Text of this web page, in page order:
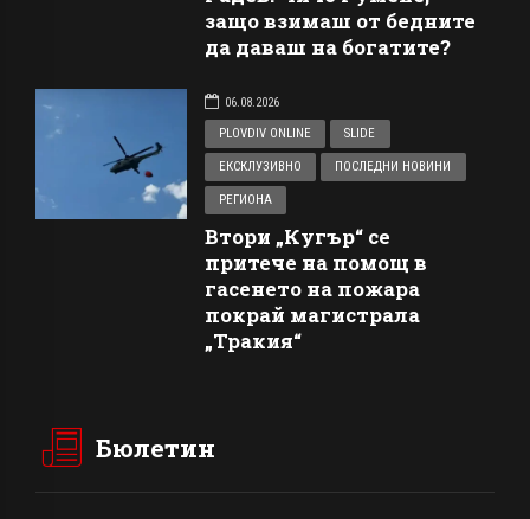
защо взимаш от бедните
да даваш на богатите?
06.08.2026
PLOVDIV ONLINE
SLIDE
ЕКСКЛУЗИВНО ПОСЛЕДНИ НОВИНИ
РЕГИОНА
Втори „Кугър“ се
притече на помощ в
гасенето на пожара
покрай магистрала
„Тракия“
Бюлетин